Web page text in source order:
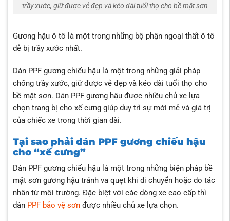
trầy xước, giữ được vẻ đẹp và kéo dài tuổi thọ cho bề mặt sơn
Gương hậu ô tô là một trong những bộ phận ngoại thất ô tô
dễ bị trầy xước nhất.
Dán PPF gương chiếu hậulà một trong những giải pháp
chống trầy xước, giữ được vẻ đẹp và kéo dài tuổi thọ cho
bề mặt sơn. Dán PPF gương hậu được nhiều chủ xe lựa
chọn trang bị cho xế cưng giúp duy trì sự mới mẻ và giá trị
của chiếc xe trong thời gian dài.
Tại sao phải dán PPF gương chiếu hậu
cho “xế cưng”
Dán PPF gương chiếu hậu là một trong những biện pháp bề
mặt sơn gương hậu tránh va quẹt khi di chuyển hoặc do tác
nhân từ môi trường. Đặc biệt với các dòng xe cao cấp thì
dán PPF bảo vệ sơnđược nhiều chủ xe lựa chọn.